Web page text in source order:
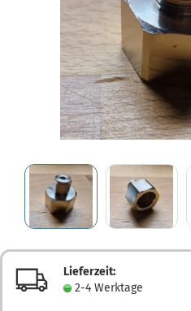
Lieferzeit:
2-4 Werktage